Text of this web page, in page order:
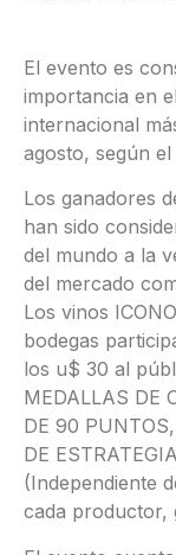
El evento es
importancia en
internacional
agosto, según el
Los ganadores
han sido
del mundo a la
del mercado
Los vinos
bodegas
los u$ 30 al
MEDALLAS DE
DE 90
DE
(Independiente
cada productor,